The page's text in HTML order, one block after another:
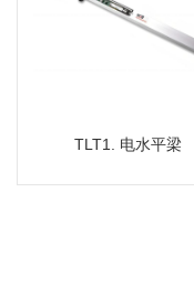
TLT1. 电水平梁
TLT1. 电水平梁